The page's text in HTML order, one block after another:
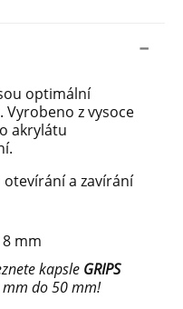
optimální
z vysoce
akrylátu
a zavírání
mm
kapsle GRIPS
do 50 mm!